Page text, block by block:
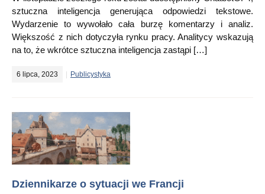
sztuczna inteligencja generująca odpowiedzi tekstowe.
Wydarzenie to wywołało cała burzę komentarzy i analiz.
Większość z nich dotyczyła rynku pracy. Analitycy wskazują
na to, że wkrótce sztuczna inteligencja zastąpi […]
6 lipca, 2023 Publicystyka
Dziennikarze o sytuacji we Francji